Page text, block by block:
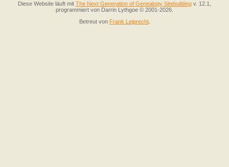
Diese Website läuft mit The Next Generation of Genealogy Sitebuilding v. 12.1,
programmiert von Darrin Lythgoe © 2001-2026.
Betreut von Frank Leiprecht.